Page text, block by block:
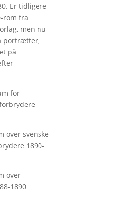
Er tidligere
rom fra
men nu
portrætter,
på
for
over svenske
1890-
over
1890